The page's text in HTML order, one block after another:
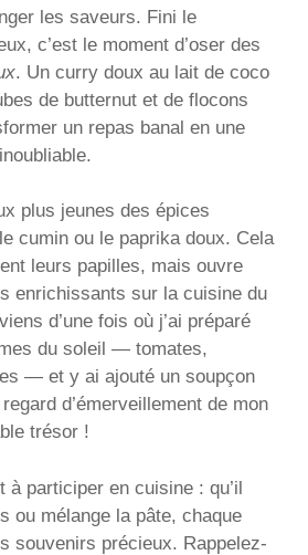
les saveurs. Fini le
c’est le moment d’oser des
. Un curry doux au lait de coco
de butternut et de flocons
un repas banal en une
plus jeunes des épices
cumin ou le paprika doux. Cela
leurs papilles, mais ouvre
enrichissants sur la cuisine du
d’une fois où j’ai préparé
du soleil — tomates,
— et y ai ajouté un soupçon
d’émerveillement de mon
trésor !
à participer en cuisine : qu’il
ou mélange la pâte, chaque
souvenirs précieux. Rappelez-